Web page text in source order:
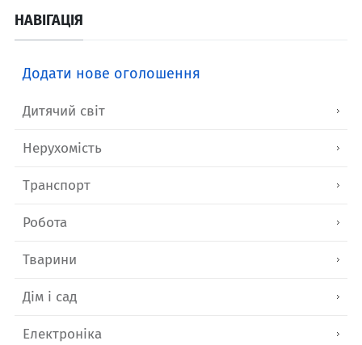
НАВІГАЦІЯ
Додати нове оголошення
Дитячий світ
Нерухомість
Транспорт
Робота
Тварини
Дім і сад
Електроніка